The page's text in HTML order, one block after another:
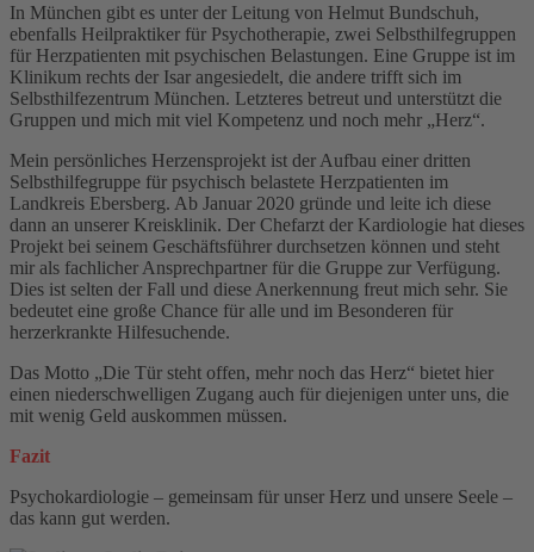
In München gibt es unter der Leitung von Helmut Bundschuh,
ebenfalls Heilpraktiker für Psychotherapie, zwei Selbsthilfegruppen
für Herzpatienten mit psychischen Belastungen. Eine Gruppe ist im
Klinikum rechts der Isar angesiedelt, die andere trifft sich im
Selbsthilfezentrum München. Letzteres betreut und unterstützt die
Gruppen und mich mit viel Kompetenz und noch mehr „Herz“.
Mein persönliches Herzensprojekt ist der Aufbau einer dritten
Selbsthilfegruppe für psychisch belastete Herzpatienten im
Landkreis Ebersberg. Ab Januar 2020 gründe und leite ich diese
dann an unserer Kreisklinik. Der Chefarzt der Kardiologie hat dieses
Projekt bei seinem Geschäftsführer durchsetzen können und steht
mir als fachlicher Ansprechpartner für die Gruppe zur Verfügung.
Dies ist selten der Fall und diese Anerkennung freut mich sehr. Sie
bedeutet eine große Chance für alle und im Besonderen für
herzerkrankte Hilfesuchende.
Das Motto „Die Tür steht offen, mehr noch das Herz“ bietet hier
einen niederschwelligen Zugang auch für diejenigen unter uns, die
mit wenig Geld auskommen müssen.
Fazit
Psychokardiologie – gemeinsam für unser Herz und unsere Seele –
das kann gut werden.